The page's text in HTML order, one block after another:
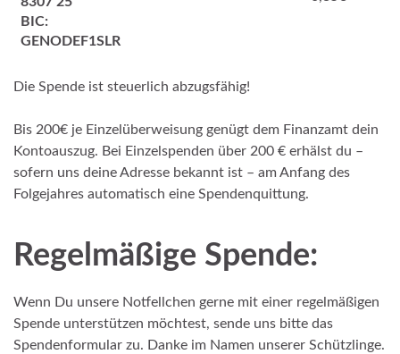
BIC:
GENODEF1SLR
Die Spende ist steuerlich abzugsfähig!
Bis 200€ je Einzelüberweisung genügt dem Finanzamt dein
Kontoauszug. Bei Einzelspenden über 200 € erhälst du –
sofern uns deine Adresse bekannt ist – am Anfang des
Folgejahres automatisch eine Spendenquittung.
Regelmäßige Spende:
Wenn Du unsere Notfellchen gerne mit einer regelmäßigen
Spende unterstützen möchtest, sende uns bitte das
Spendenformular zu. Danke im Namen unserer Schützlinge.